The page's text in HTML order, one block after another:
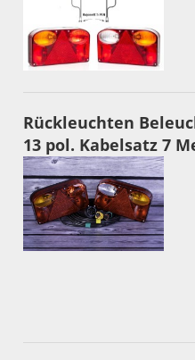
Rückleuchten
13 pol. Kabelsatz 7